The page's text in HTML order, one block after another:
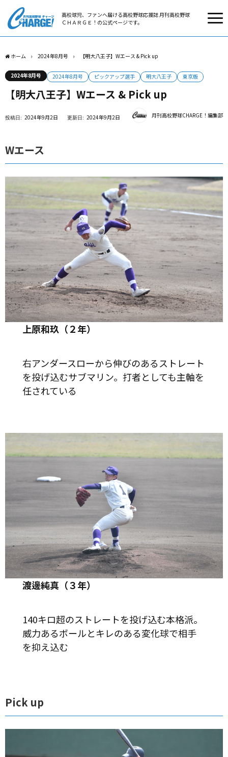
高校球児、ファンへ届ける高校野球応援誌 月刊高校野球
ＣＨＡＲＧＥ！の公式ページです。
ホーム 2024年8月号 【明大八王子】Wエース & Pick up
2024年8月号 2024年8月号 ピックアップ選手 明大八王子 東京版
【明大八王子】Wエース & Pick up
2024年9月2日 2024年9月2日 月刊高校野球CHARGE！編集部
Wエース
上原和玖（２年）
右アンダースローから伸びのあるストレート
を投げ込むサブマリン。打者としても主軸を
任されている
渡邊純真（３年）
140キロ超のストレートを投げ込む本格派。
威力あるボールとキレのある変化球で相手
を抑え込む
Pick up